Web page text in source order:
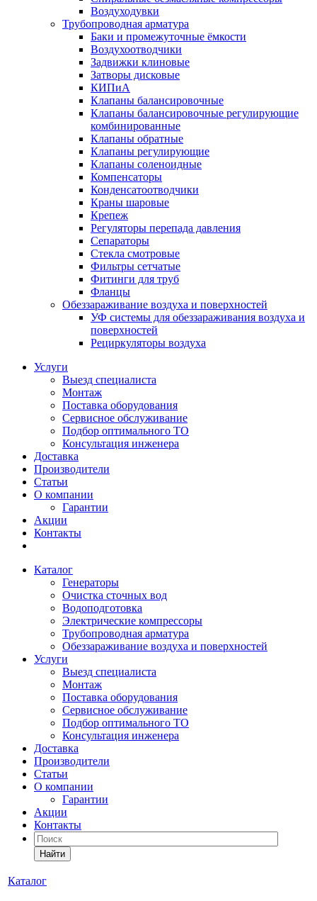
Воздуходувки
Трубопроводная арматура
Баки и промежуточные ёмкости
Воздухоотводчики
Задвижки клиновые
Затворы дисковые
КИПиА
Клапаны балансировочные
Клапаны балансировочные регулирующие
комбинированные
Клапаны обратные
Клапаны регулирующие
Клапаны соленоидные
Компенсаторы
Конденсатоотводчики
Краны шаровые
Крепеж
Регуляторы перепада давления
Сепараторы
Стекла смотровые
Фильтры сетчатые
Фитинги для труб
Фланцы
Обеззараживание воздуха и поверхностей
УФ системы для обеззараживания воздуха и
поверхностей
Рециркуляторы воздуха
Услуги
Выезд специалиста
Монтаж
Поставка оборудования
Сервисное обслуживание
Подбор оптимального ТО
Консультация инженера
Доставка
Производители
Статьи
О компании
Гарантии
Акции
Контакты
Каталог
Генераторы
Очистка сточных вод
Водоподготовка
Электрические компрессоры
Трубопроводная арматура
Обеззараживание воздуха и поверхностей
Услуги
Выезд специалиста
Монтаж
Поставка оборудования
Сервисное обслуживание
Подбор оптимального ТО
Консультация инженера
Доставка
Производители
Статьи
О компании
Гарантии
Акции
Контакты
Найти
Каталог